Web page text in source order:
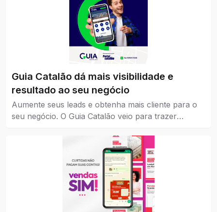
Guia Catalão dá mais visibilidade e
resultado ao seu negócio
Aumente seus leads e obtenha mais cliente para o
seu negócio. O Guia Catalão veio para trazer
todos os níveis, pequena, média e grande.